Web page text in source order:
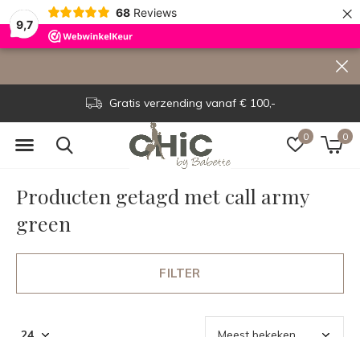
9,7
68 Reviews ×
0 0
Gratis verzending vanaf € 100,-
Producten getagd met call army
green
FILTER